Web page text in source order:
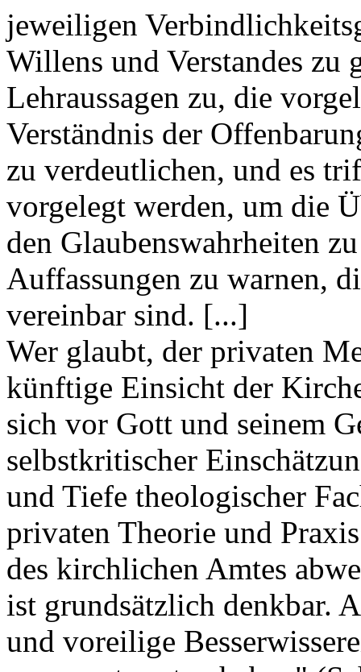
jeweiligen
Willens und Verstandes zu
Lehraussagen zu, die
Verständnis der
zu verdeutlichen, und es
vorgelegt werden, um die
den Glaubenswahrheiten
Auffassungen zu warnen,
vereinbar sind. [...]
Wer glaubt, der privaten
künftige Einsicht der
sich vor Gott und seinem
selbstkritischer
und Tiefe theologischer
privaten Theorie und
des kirchlichen Amtes
ist grundsätzlich denkbar.
und voreilige